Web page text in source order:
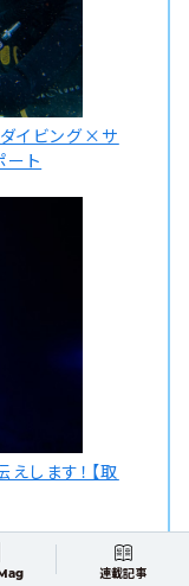
イビング×サ
ート
します！【取
連載記事